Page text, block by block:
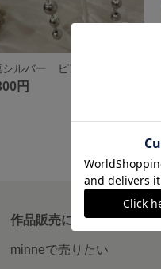
シルバー ピアス
円
作品販売について
minneで売りたい